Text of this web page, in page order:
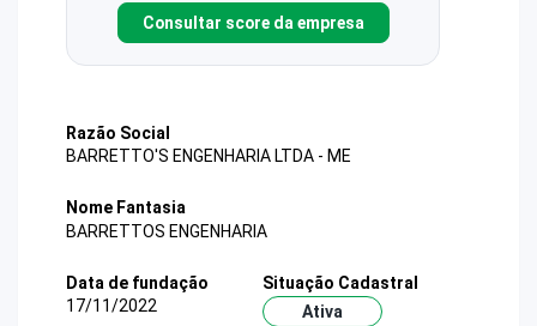
Consultar score da empresa
Razão Social
BARRETTO'S ENGENHARIA LTDA - ME
Nome Fantasia
BARRETTOS ENGENHARIA
Data de fundação
17/11/2022
Situação Cadastral
Ativa